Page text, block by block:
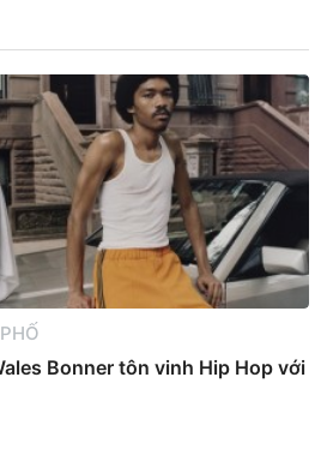
Bonner tôn vinh Hip Hop với